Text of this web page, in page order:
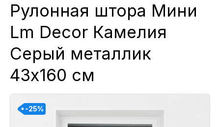
Рулонная штора Мини
Lm Decor Камелия
Серый металлик
43x160 см
-25%
-25%
-25%
-25%
-25%
-25%
-25%
-25%
-25%
-25%
-25%